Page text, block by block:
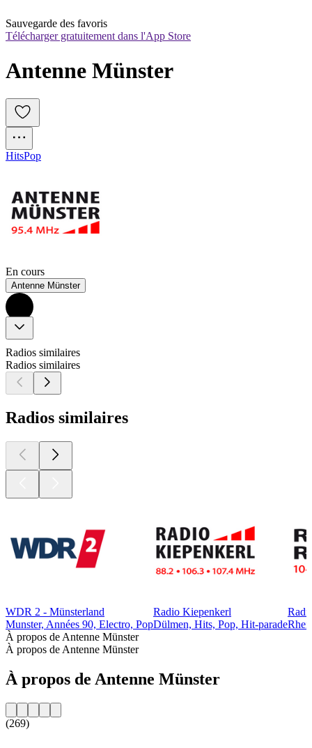
Sauvegarde des favoris
Télécharger gratuitement dans l'App Store
Antenne Münster
HitsPop
En cours
Antenne Münster
Radios similaires
Radios similaires
Radios similaires
WDR 2 - Münsterland
Munster, Années 90, Electro, Pop
Radio Kiepenkerl
Dülmen, Hits, Pop, Hit-parade
À propos de Antenne Münster
À propos de Antenne Münster
À propos de Antenne Münster
(269)